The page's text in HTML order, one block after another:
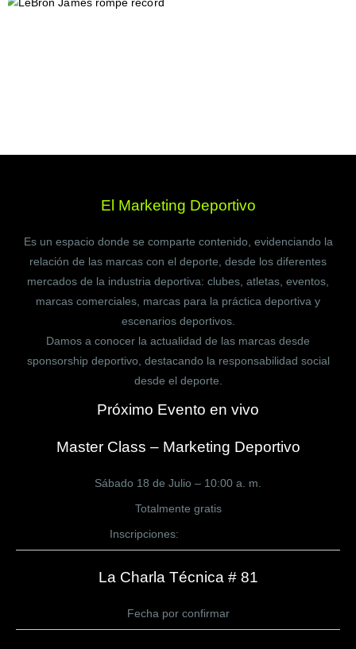
El Marketing Deportivo
Es un espacio donde se comparte contenido, evidenciando la
relación de las marcas con el deporte, desde los diferentes
mercados de la industria deportiva: clubes, atletas, eventos,
marcas comerciales, marcas para la práctica deportiva y
escenarios deportivos.
Damos a conocer la actualidad de las marcas desde
sponsorship deportivo, destacando la responsabilidad social
desde el deporte.
Próximo Evento en vivo
Master Class – Marketing Deportivo
Sábado 18 de Julio – 10:00 a. m.
Totalmente gratis
Inscripciones:
La Charla Técnica # 81
Fecha por confirmar